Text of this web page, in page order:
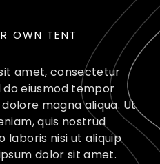
OWN TENT
amet, consectetur
do eiusmod tempor
magna aliqua. Ut
quis nostrud
laboris nisi ut aliquip
dolor sit amet.